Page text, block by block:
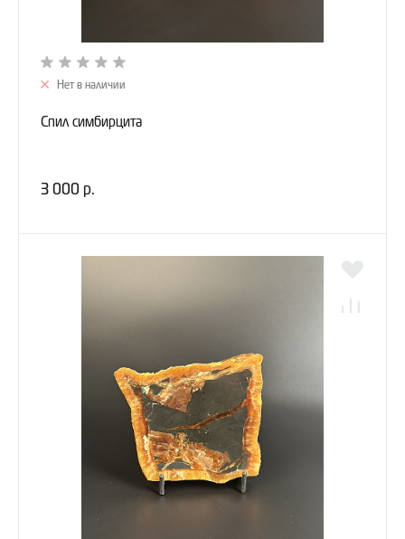
Нет в наличии
Спил симбирцита
3 000 р.